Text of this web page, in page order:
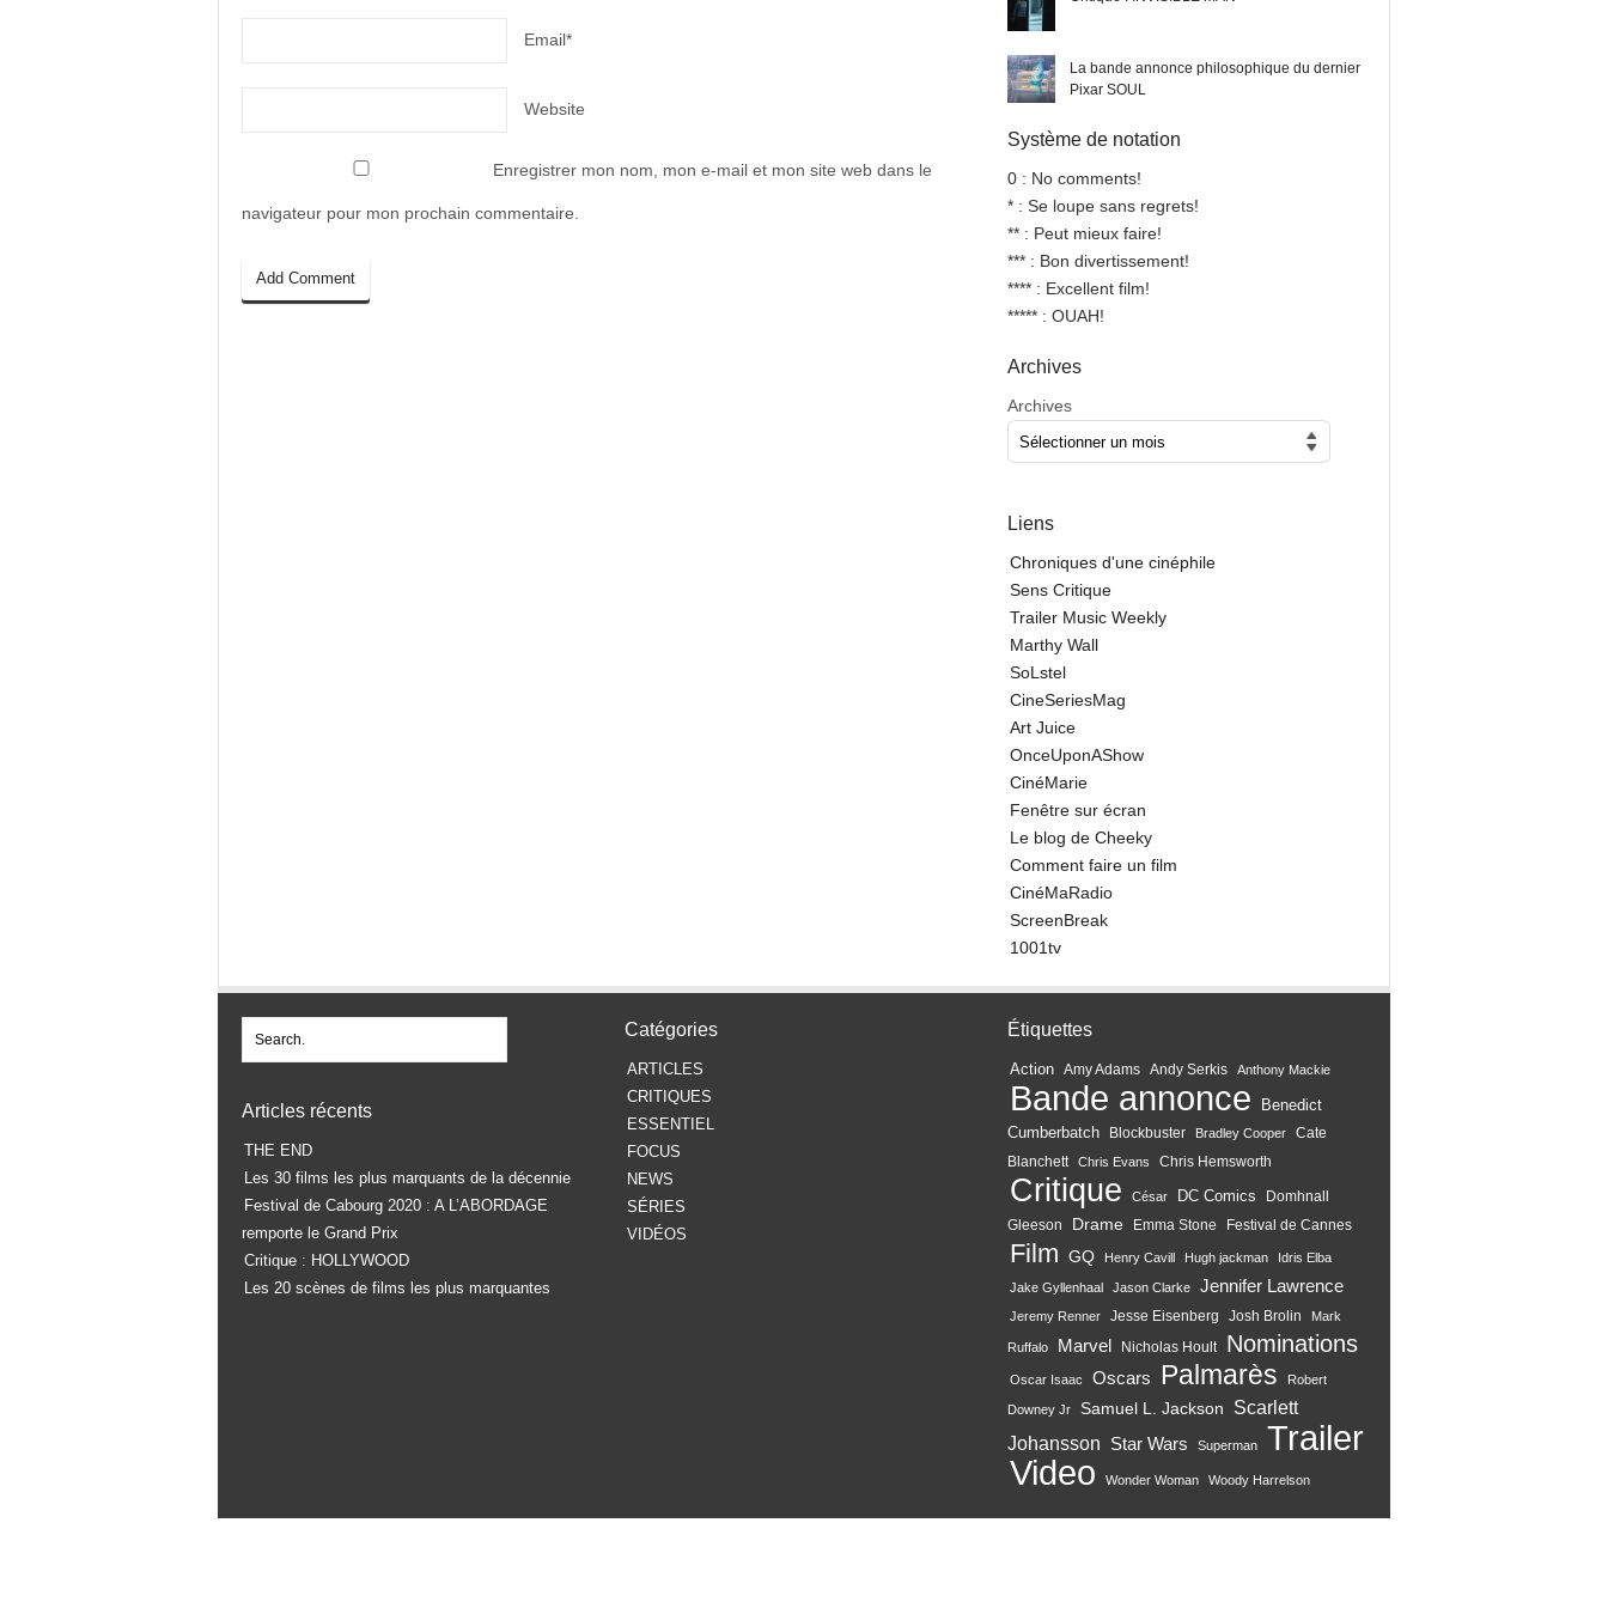
Email*
Website
Enregistrer mon nom, mon e-mail et mon site web dans le
navigateur pour mon prochain commentaire.
La bande annonce philosophique du dernier
Pixar SOUL
Système de notation
0 : No comments!
* : Se loupe sans regrets!
** : Peut mieux faire!
*** : Bon divertissement!
**** : Excellent film!
***** : OUAH!
Archives
Archives
Liens
Chroniques d'une cinéphile
Sens Critique
Trailer Music Weekly
Marthy Wall
SoLstel
CineSeriesMag
Art Juice
OnceUponAShow
CinéMarie
Fenêtre sur écran
Le blog de Cheeky
Comment faire un film
CinéMaRadio
ScreenBreak
1001tv
Articles récents
THE END
Les 30 films les plus marquants de la décennie
Festival de Cabourg 2020 : A L’ABORDAGE
remporte le Grand Prix
Critique : HOLLYWOOD
Les 20 scènes de films les plus marquantes
Catégories
ARTICLES
CRITIQUES
ESSENTIEL
FOCUS
NEWS
SÉRIES
VIDÉOS
Étiquettes
Action Amy Adams Andy Serkis Anthony Mackie
Bande annonce
Benedict
Cumberbatch
Blockbuster Bradley Cooper
Cate
Blanchett
Chris Evans Chris Hemsworth
Critique César DC Comics
Domhnall
Gleeson
Drame Emma Stone Festival de Cannes
Film GQ Henry Cavill Hugh jackman Idris Elba
Jake Gyllenhaal Jason Clarke Jennifer Lawrence
Jeremy Renner Jesse Eisenberg Josh Brolin Mark
Ruffalo Marvel Nicholas Hoult Nominations
Oscar Isaac Oscars Palmarès Robert
Downey Jr Samuel L. Jackson
Scarlett
Johansson
Star Wars Superman Trailer
Video Wonder Woman Woody Harrelson